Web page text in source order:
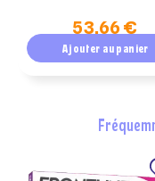
53,66 €
Ajouter au panier